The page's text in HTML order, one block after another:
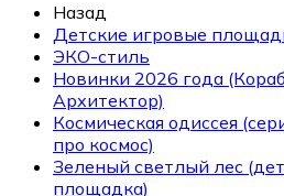
Назад
Детские игровые
ЭКО-стиль
Новинки 2026 года
Архитектор)
Космическая одиссея
про космос)
Зеленый светлый лес
площадка)